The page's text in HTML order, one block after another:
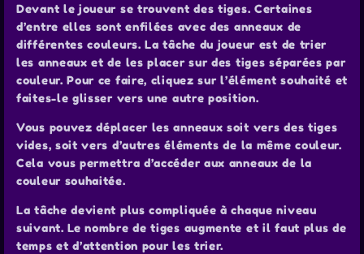
Devant le joueur se trouvent des tiges. Certaines
d’entre elles sont enfilées avec des anneaux de
différentes couleurs. La tâche du joueur est de trier
les anneaux et de les placer sur des tiges séparées par
couleur. Pour ce faire, cliquez sur l’élément souhaité et
faites-le glisser vers une autre position.
Vous pouvez déplacer les anneaux soit vers des tiges
vides, soit vers d’autres éléments de la même couleur.
Cela vous permettra d’accéder aux anneaux de la
couleur souhaitée.
La tâche devient plus compliquée à chaque niveau
suivant. Le nombre de tiges augmente et il faut plus de
temps et d’attention pour les trier.